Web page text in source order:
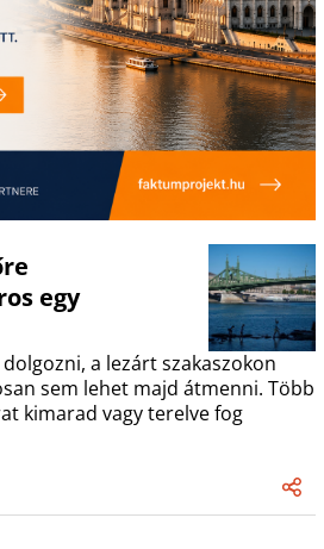
egy
a lezárt szakaszokon
sem lehet majd átmenni. Több
kimarad vagy terelve fog